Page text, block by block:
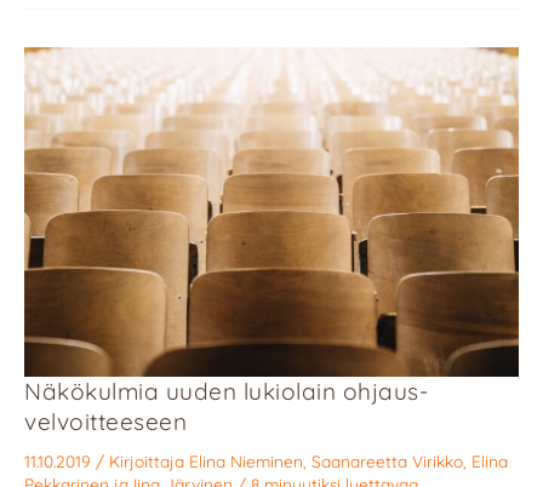
Näkökulmia uuden lukiolain ohjaus­
velvoitteeseen
11.10.2019 / Kirjoittaja Elina Nieminen Saanareetta Virikko Elina